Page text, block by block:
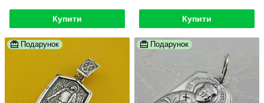
Купити Купити
Подарунок Подарунок